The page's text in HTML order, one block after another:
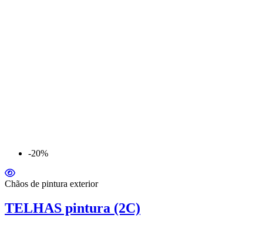
-20%
Chãos de pintura exterior
TELHAS pintura (2C)